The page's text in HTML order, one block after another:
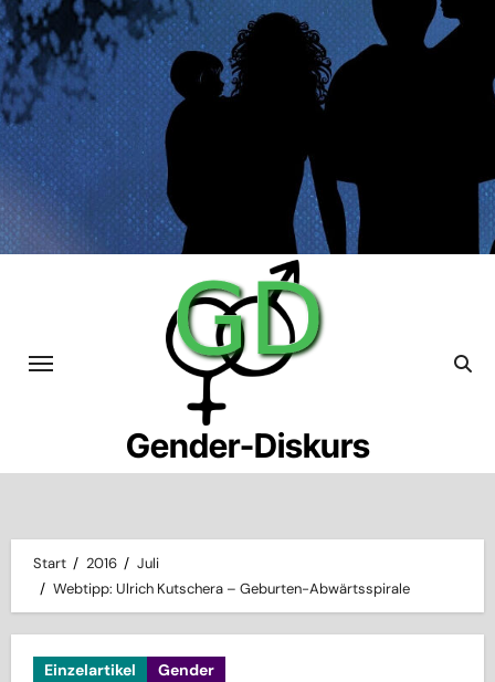
Skip
to
content
Gender-Diskurs
Start 2016
Juli
Webtipp: Ulrich Kutschera – Geburten-Abwärtsspirale
Einzelartikel Gender